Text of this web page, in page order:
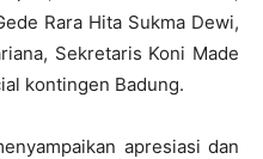
Rara Hita Sukma Dewi,
Sekretaris Koni Made
kontingen Badung.
apresiasi dan